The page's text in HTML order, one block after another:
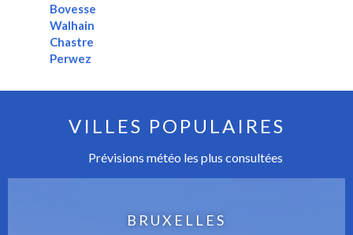
Bovesse
Walhain
Chastre
Perwez
VILLES POPULAIRES
Prévisions météo les plus consultées
BRUXELLES